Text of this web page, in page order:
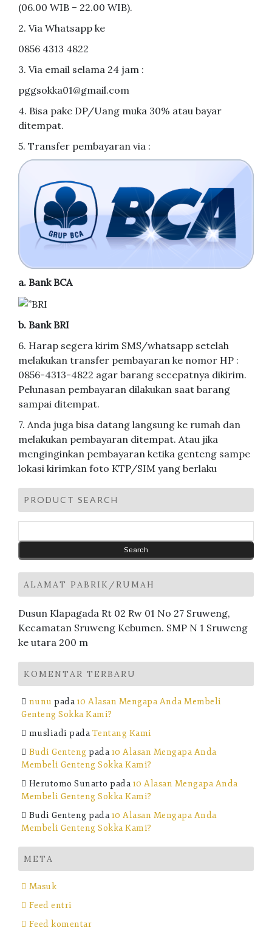
(06.00 WIB – 22.00 WIB).
2. Via Whatsapp ke
0856 4313 4822
3. Via email selama 24 jam :
pggsokka01@gmail.com
4. Bisa pake DP/Uang muka 30% atau bayar
ditempat.
5. Transfer pembayaran via :
a. Bank BCA
b. Bank BRI
6. Harap segera kirim SMS/whatsapp setelah
melakukan transfer pembayaran ke nomor HP :
0856-4313-4822 agar barang secepatnya dikirim.
Pelunasan pembayaran dilakukan saat barang
sampai ditempat.
7. Anda juga bisa datang langsung ke rumah dan
melakukan pembayaran ditempat. Atau jika
menginginkan pembayaran ketika genteng sampe
lokasi kirimkan foto KTP/SIM yang berlaku
PRODUCT SEARCH
ALAMAT PABRIK/RUMAH
Dusun Klapagada Rt 02 Rw 01 No 27 Sruweng,
Kecamatan Sruweng Kebumen. SMP N 1 Sruweng
ke utara 200 m
KOMENTAR TERBARU
nunu pada10 Alasan Mengapa Anda Membeli
Genteng Sokka Kami?
musliadi padaTentang Kami
Budi Genteng pada10 Alasan Mengapa Anda
Membeli Genteng Sokka Kami?
Herutomo Sunarto pada10 Alasan Mengapa Anda
Membeli Genteng Sokka Kami?
Budi Genteng pada10 Alasan Mengapa Anda
Membeli Genteng Sokka Kami?
META
Masuk
Feed entri
Feed komentar